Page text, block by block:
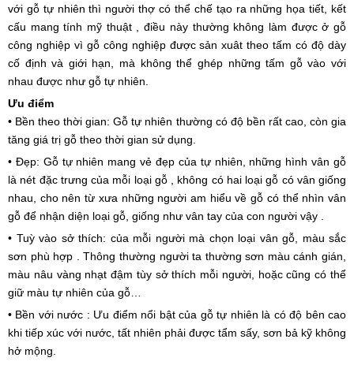
với gỗ tự nhiên thì người thợ có thể chế tạo ra những họa tiết, kết
cấu mang tính mỹ thuật , điều này thường không làm được ở gỗ
công nghiệp vì gỗ công nghiệp được sản xuât theo tấm có độ dày
cố định và giới hạn, mà không thể ghép những tấm gỗ vào với
nhau được như gỗ tự nhiên.
Ưu điểm
• Bền theo thời gian: Gỗ tự nhiên thường có độ bền rất cao, còn gia
tăng giá trị gỗ theo thời gian sử dụng.
• Đẹp: Gỗ tự nhiên mang vẻ đẹp của tự nhiên, những hình vân gỗ
là nét đặc trưng của mỗi loại gỗ , không có hai loại gỗ có vân giống
nhau, cho nên từ xưa những người am hiểu về gỗ có thể nhìn vân
gỗ để nhận diện loại gỗ, giống như vân tay của con người vậy .
• Tuỳ vào sở thích: của mỗi người mà chọn loại vân gỗ, màu sắc
sơn phù hợp . Thông thường người ta thường sơn màu cánh gián,
màu nâu vàng nhạt đậm tùy sở thích mỗi người, hoặc cũng có thể
giữ màu tự nhiên của gỗ…
• Bền với nước : Ưu điểm nổi bật của gỗ tự nhiên là có độ bên cao
khi tiếp xúc với nước, tất nhiên phải được tẩm sấy, sơn bả kỹ không
hở mộng.